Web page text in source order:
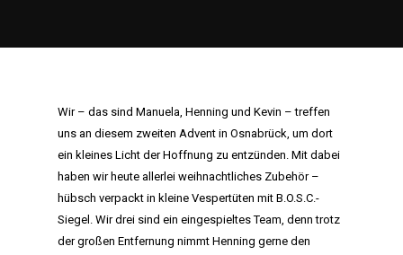
Wir – das sind Manuela, Henning und Kevin – treffen
uns an diesem zweiten Advent in Osnabrück, um dort
ein kleines Licht der Hoffnung zu entzünden. Mit dabei
haben wir heute allerlei weihnachtliches Zubehör –
hübsch verpackt in kleine Vespertüten mit B.O.S.C.-
Siegel. Wir drei sind ein eingespieltes Team, denn trotz
der großen Entfernung nimmt Henning gerne den